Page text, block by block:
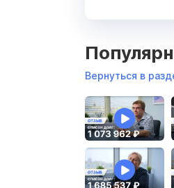
Вернуться в